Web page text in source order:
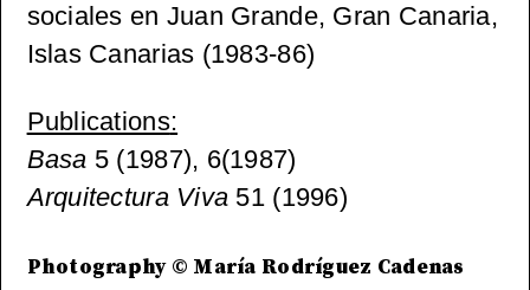
sociales en Juan Grande, Gran Canaria,
Islas Canarias (1983-86)
Publications:
Basa 5 (1987), 6(1987)
Arquitectura Viva 51 (1996)
Photography © María Rodríguez Cadenas